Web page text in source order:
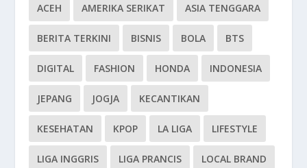
ACEH AMERIKA SERIKAT ASIA TENGGARA
BERITA TERKINI BISNIS BOLA BTS
DIGITAL FASHION HONDA INDONESIA
JEPANG JOGJA KECANTIKAN
KESEHATAN KPOP LA LIGA LIFESTYLE
LIGA INGGRIS LIGA PRANCIS LOCAL BRAND